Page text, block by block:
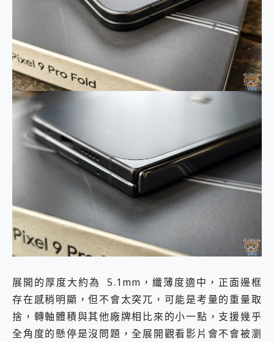
展開的厚度大約為 5.1mm，纖薄度適中，正面邊框
存在感稍明顯，但不會太突兀，可能是考量的重量取
捨，轉軸體積與其他廠牌相比來的小一點，支援幾乎
全角度的懸停是沒問題，全展開觀看影片會不會被瀏